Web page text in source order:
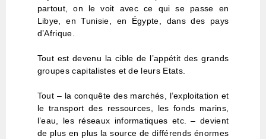
partout, on le voit avec ce qui se passe en
Libye, en Tunisie, en Égypte, dans des pays
d’Afrique.
Tout est devenu la cible de l’appétit des grands
groupes capitalistes et de leurs Etats.
Tout – la conquête des marchés, l’exploitation et
le transport des ressources, les fonds marins,
l’eau, les réseaux informatiques etc. – devient
de plus en plus la source de différends énormes